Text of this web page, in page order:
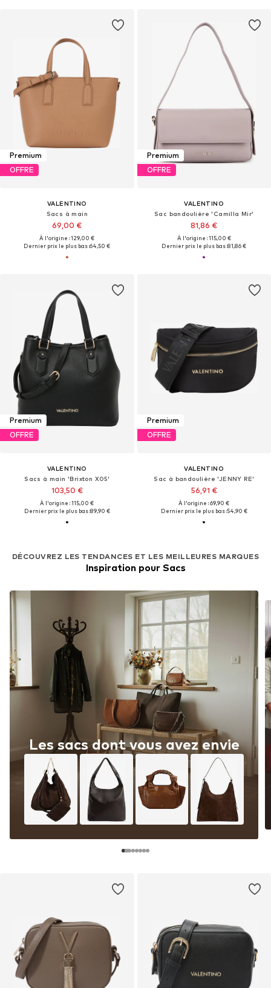
Premium
OFFRE
VALENTINO
Sacs à main
69,00 €
À l'origine : 129,00 €
Dernier prix le plus bas :64,50 €
Premium
OFFRE
VALENTINO
Sac bandoulière 'Camilla Mir'
81,86 €
À l'origine : 115,00 €
Dernier prix le plus bas :81,86 €
Premium
OFFRE
VALENTINO
Sacs à main 'Brixton X05'
103,50 €
À l'origine : 115,00 €
Dernier prix le plus bas :89,90 €
DÉCOUVREZ LES TENDANCES ET LES MEILLEURES MARQUES
Inspiration pour Sacs
Les sacs dont vous avez envie
Premium
OFFRE
VALENTINO
Sac à bandoulière 'JENNY RE'
56,91 €
À l'origine : 69,90 €
Dernier prix le plus bas :54,90 €